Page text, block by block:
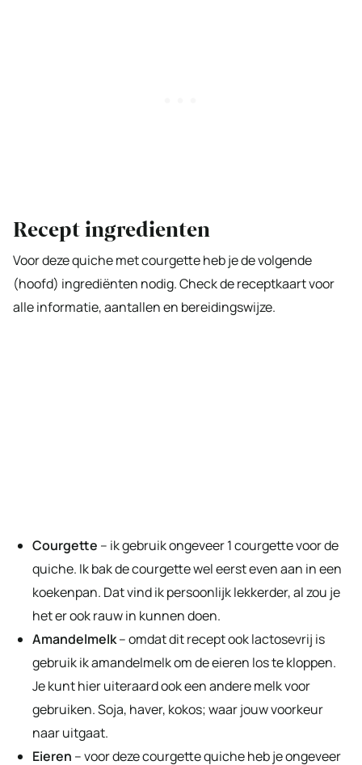
Recept ingredienten
Voor deze quiche met courgette heb je de volgende
(hoofd) ingrediënten nodig. Check de receptkaart voor
alle informatie, aantallen en bereidingswijze.
Courgette – ik gebruik ongeveer 1 courgette voor de
quiche. Ik bak de courgette wel eerst even aan in een
koekenpan. Dat vind ik persoonlijk lekkerder, al zou je
het er ook rauw in kunnen doen.
Amandelmelk– omdat dit recept ook lactosevrij is
gebruik ik amandelmelk om de eieren los te kloppen.
Je kunt hier uiteraard ook een andere melk voor
gebruiken. Soja, haver, kokos; waar jouw voorkeur
naar uitgaat.
Eieren – voor deze courgette quiche heb je ongeveer